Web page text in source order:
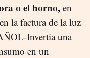
o el horno, en
la factura de la luz
Invertia una
en un